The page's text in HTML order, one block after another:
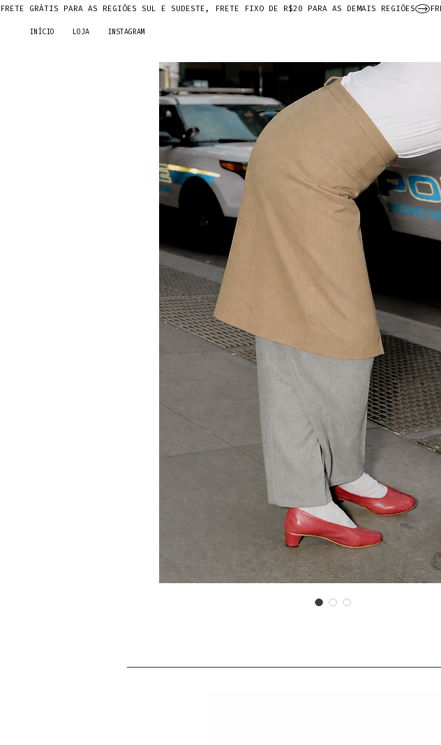
FRETE GRÁTIS PARA AS REGIÕES SUL E SUDESTE, FRETE FIXO DE R$20 PARA AS DEMAIS REGIÕES
INÍCIO LOJA INSTAGRAM